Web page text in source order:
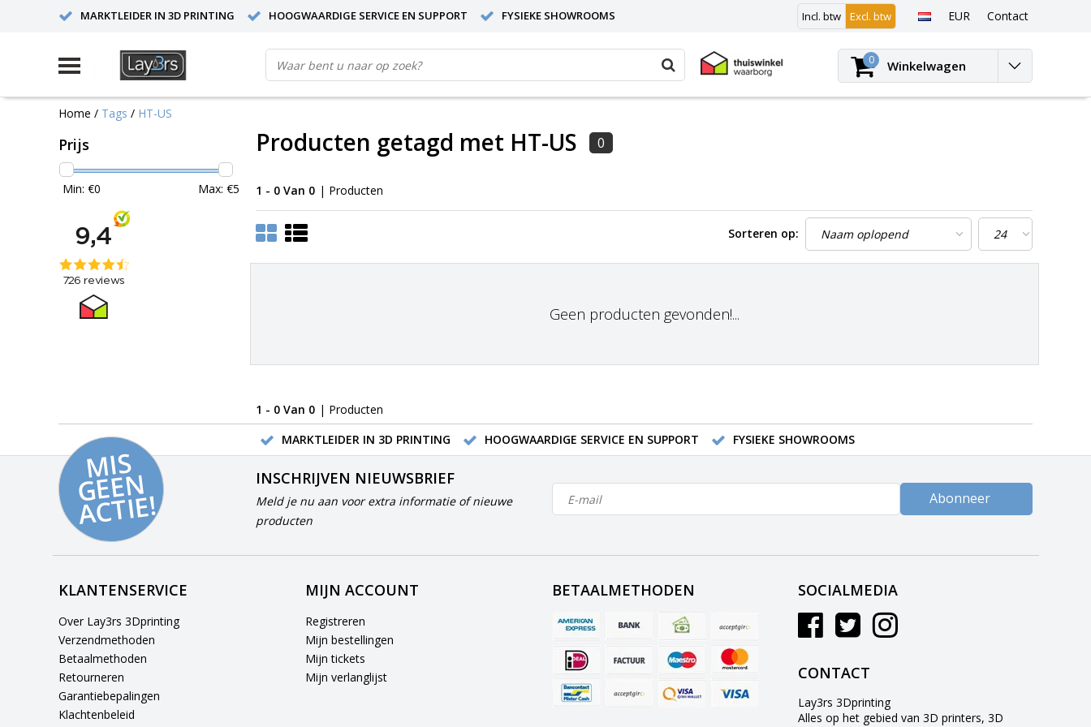
MARKTLEIDER IN 3D PRINTING HOOGWAARDIGE SERVICE EN SUPPORT FYSIEKE SHOWROOMS Incl. btw Excl. btw EUR Contact
Inloggen
0 Winkelwagen
Home / Tags / HT-US
Prijs
Min: €0 Max: €5
Producten getagd met HT-US 0
1 - 0 Van 0 | Producten
Sorteren op:
Geen producten gevonden!...
1 - 0 Van 0 | Producten
MARKTLEIDER IN 3D PRINTING
HOOGWAARDIGE SERVICE EN SUPPORT FYSIEKE SHOWROOMS
MI
S
G
E
E
N
A
C
TI
E!
INSCHRIJVEN NIEUWSBRIEF
Meld je nu aan voor extra informatie of nieuwe
producten
Abonneer
KLANTENSERVICE
Over Lay3rs 3Dprinting
Verzendmethoden
Betaalmethoden
Retourneren
Garantiebepalingen
Klachtenbeleid
MIJN ACCOUNT
Registreren
Mijn bestellingen
Mijn tickets
Mijn verlanglijst
BETAALMETHODEN SOCIALMEDIA
CONTACT
Lay3rs 3Dprinting
Alles op het gebied van 3D printers, 3D